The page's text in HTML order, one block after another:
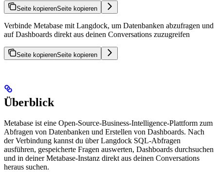
Seite kopierenSeite kopieren
Verbinde Metabase mit Langdock, um Datenbanken abzufragen und
auf Dashboards direkt aus deinen Conversations zuzugreifen
Seite kopierenSeite kopieren
Überblick
Metabase ist eine Open-Source-Business-Intelligence-Plattform zum
Abfragen von Datenbanken und Erstellen von Dashboards. Nach
der Verbindung kannst du über Langdock SQL-Abfragen
ausführen, gespeicherte Fragen auswerten, Dashboards durchsuchen
und in deiner Metabase-Instanz direkt aus deinen Conversations
heraus suchen.